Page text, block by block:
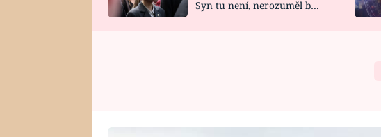
HOROSKOP NA
VAŘENÍ
Syn tu není, nerozuměl by